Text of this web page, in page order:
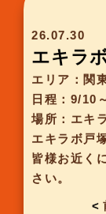
26.07.30
エキラ
エリア：関
日程：9/10
場所：エキ
エキラボ戸
皆様お近く
さい。
<